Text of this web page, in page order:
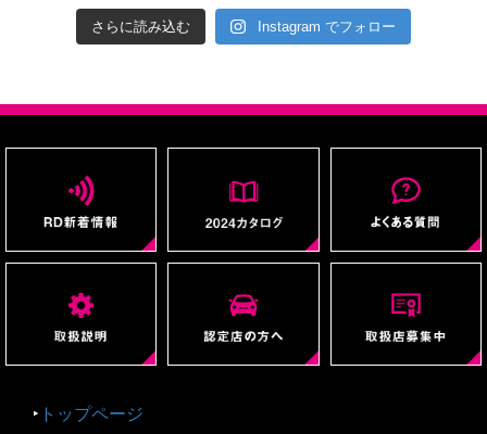
さらに読み込む Instagram でフォロー
‣ トップページ